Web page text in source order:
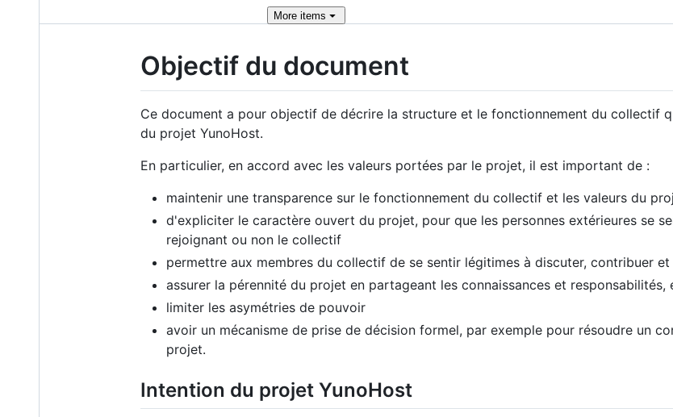
More items
Objectif du document
Ce document a pour objectif de décrire la structure et le fonctionnement du collectif
du projet YunoHost.
En particulier, en accord avec les valeurs portées par le projet, il est important de :
maintenir une transparence sur le fonctionnement du collectif et les valeurs du
d'expliciter le caractère ouvert du projet, pour que les personnes extérieures se
rejoignant ou non le collectif
permettre aux membres du collectif de se sentir légitimes à discuter, contribuer
assurer la pérennité du projet en partageant les connaissances et responsabilités,
limiter les asymétries de pouvoir
avoir un mécanisme de prise de décision formel, par exemple pour résoudre un
projet.
Intention du projet YunoHost